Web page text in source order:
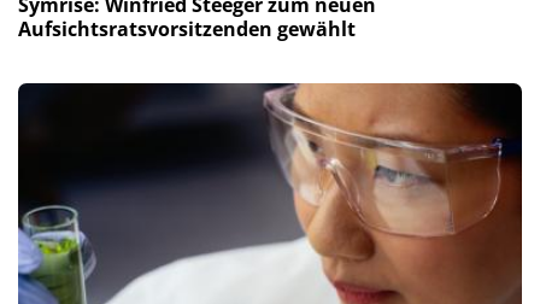
Aufsichtsratsvorsitzenden gewählt